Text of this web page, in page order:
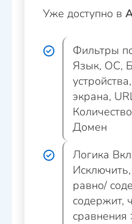
Уже доступно в
Фильтры
Язык, ОС,
экрана,
Домен
Логика
равно/
содержит,
сравнения